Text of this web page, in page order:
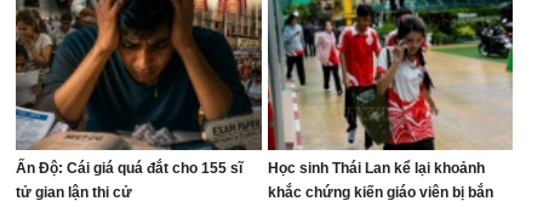
Ấn Độ: Cái giá quá đắt cho 155 sĩ
tử gian lận thi cử
Học sinh Thái Lan kể lại khoảnh
khắc chứng kiến giáo viên bị bắn